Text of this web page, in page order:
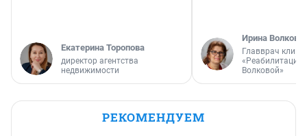
Екатерина Торопова
директор агентства
недвижимости
Ирина Волкова
Главврач
«Реабилитация
Волковой»
РЕКОМЕНДУЕМ